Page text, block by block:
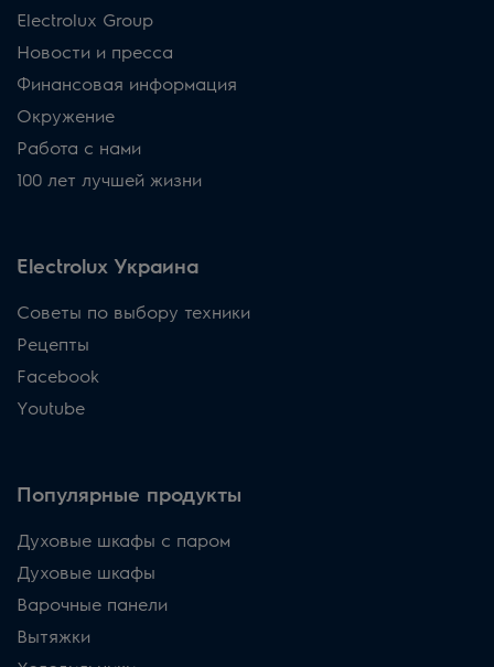
Electrolux Group
Новости и пресса
Финансовая информация
Окружение
Работа с нами
100 лет лучшей жизни
Electrolux Украина
Советы по выбору техники
Рецепты
Facebook
Youtube
Популярные продукты
Духовые шкафы с паром
Духовые шкафы
Варочные панели
Вытяжки